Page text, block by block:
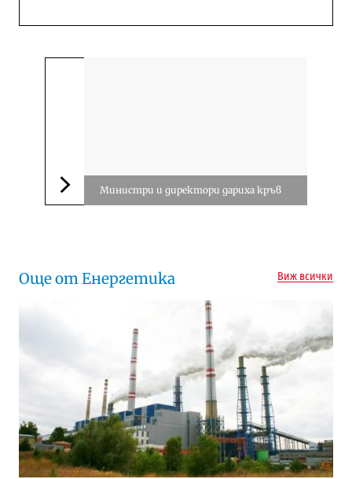
Следваща новина
Министри и директори дариха кръв
Още от Енергетика Виж всички